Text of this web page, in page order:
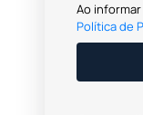
Ao
Política de